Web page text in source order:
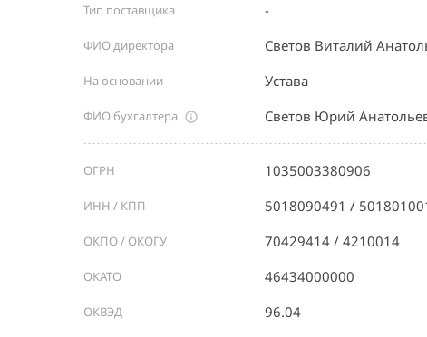
Тип поставщика -
ФИО директора Светов Виталий
На основании Устава
ФИО бухгалтера Светов Юрий
ОГРН 1035003380906
ИНН / КПП 5018090491 /
ОКПО / ОКОГУ 70429414 / 4210014
ОКАТО 46434000000
ОКВЭД 96.04